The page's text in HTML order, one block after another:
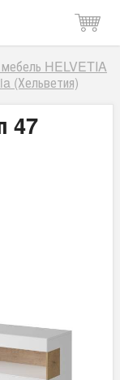
мебель HELVETIA
(Хельветия)
47